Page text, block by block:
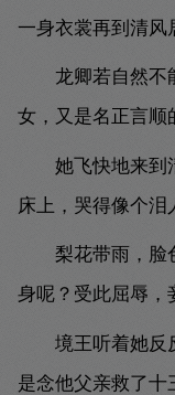
一身衣裳再到清风
龙卿若自然不
女，又是名正言顺
她飞快地来到
床上，哭得像个泪
梨花带雨，脸
身呢？受此屈辱，
境王听着她反
是念他父亲救了十